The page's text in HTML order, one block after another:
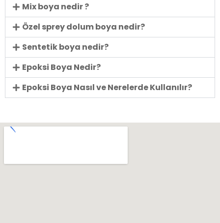
Mix boya nedir ?
Özel sprey dolum boya nedir?
Sentetik boya nedir?
Epoksi Boya Nedir?
Epoksi Boya Nasıl ve Nerelerde Kullanılır?